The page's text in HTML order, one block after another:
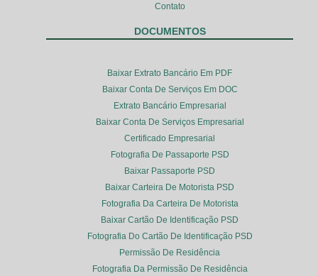
Contato
DOCUMENTOS
Baixar Extrato Bancário Em PDF
Baixar Conta De Serviços Em DOC
Extrato Bancário Empresarial
Baixar Conta De Serviços Empresarial
Certificado Empresarial
Fotografia De Passaporte PSD
Baixar Passaporte PSD
Baixar Carteira De Motorista PSD
Fotografia Da Carteira De Motorista
Baixar Cartão De Identificação PSD
Fotografia Do Cartão De Identificação PSD
Permissão De Residência
Fotografia Da Permissão De Residência